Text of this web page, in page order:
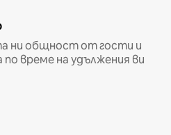
ни общност от гости и
време на удължения ви